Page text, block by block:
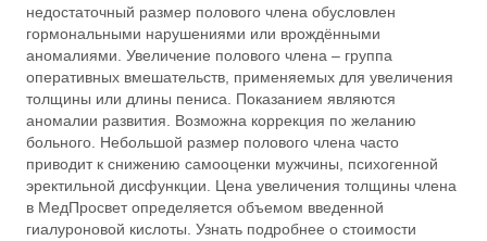
недостаточный размер полового члена обусловлен
гормональными нарушениями или врождёнными
аномалиями. Увеличение полового члена – группа
оперативных вмешательств, применяемых для увеличения
толщины или длины пениса. Показанием являются
аномалии развития. Возможна коррекция по желанию
больного. Небольшой размер полового члена часто
приводит к снижению самооценки мужчины, психогенной
эректильной дисфункции. Цена увеличения толщины члена
в МедПросвет определяется объемом введенной
гиалуроновой кислоты. Узнать подробнее о стоимости